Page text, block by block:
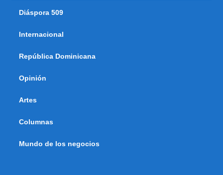
Diáspora 509
Internacional
República Dominicana
Opinión
Artes
Columnas
Mundo de los negocios